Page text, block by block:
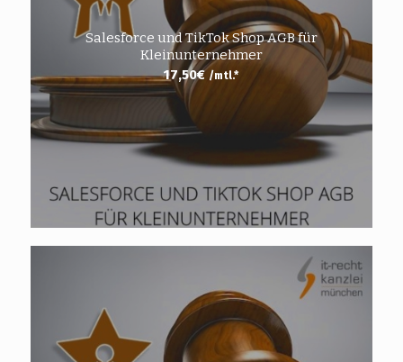
Salesforce und TikTok Shop AGB für
Kleinunternehmer
17,50€ /mtl.*